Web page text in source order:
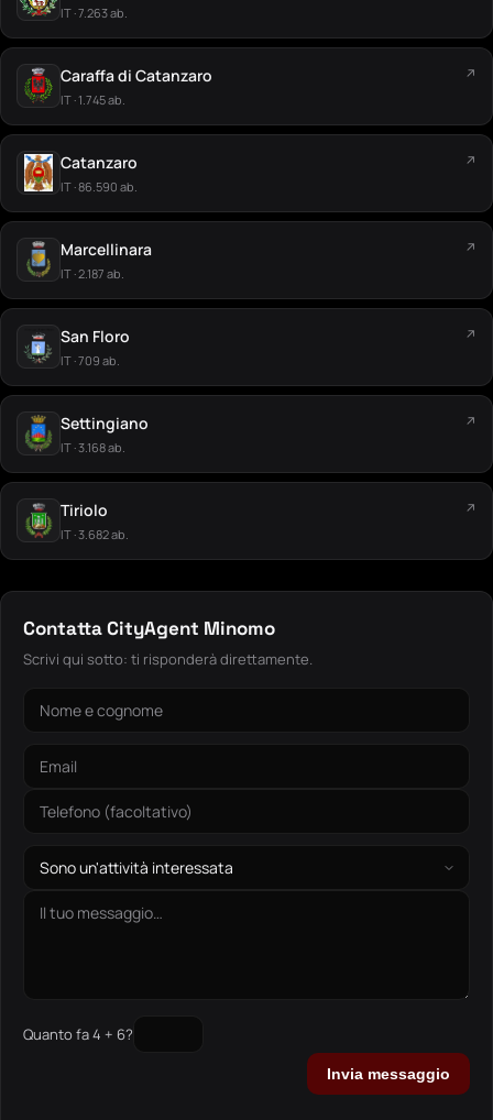
IT · 7.263 ab.
Caraffa di Catanzaro
IT · 1.745 ab.
↗
Catanzaro
IT · 86.590 ab.
↗
Marcellinara
IT · 2.187 ab.
↗
San Floro
IT · 709 ab.
↗
Settingiano
IT · 3.168 ab.
↗
Tiriolo
IT · 3.682 ab.
↗
Contatta CityAgent Minomo
Scrivi qui sotto: ti risponderà direttamente.
Quanto fa 4 + 6?
Invia messaggio